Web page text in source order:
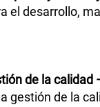
el desarrollo,
de la calidad
gestión de la